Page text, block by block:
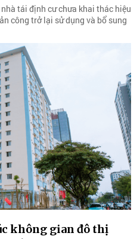
tái định cư chưa khai thác hiệu
công trở lại sử dụng và bổ sung
không gian đô thị